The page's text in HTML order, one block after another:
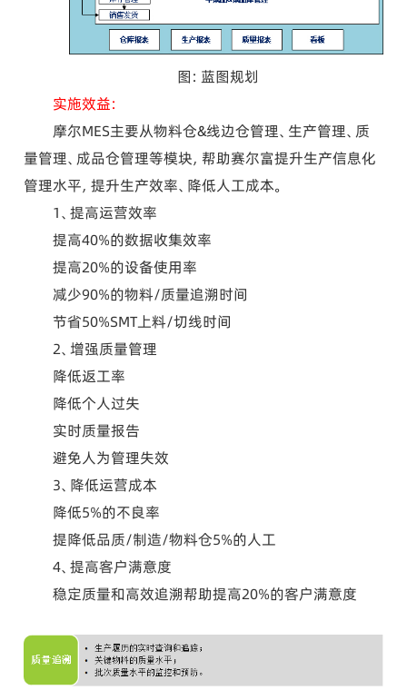
图：蓝图规划
实施效益：
摩尔MES主要从物料仓&线边仓管理、生产管理、质
量管理、成品仓管理等模块，帮助赛尔富提升生产信息化
管理水平，提升生产效率、降低人工成本。
1、提高运营效率
提高40%的数据收集效率
提高20%的设备使用率
减少90%的物料/质量追溯时间
节省50%SMT上料/切线时间
2、增强质量管理
降低返工率
降低个人过失
实时质量报告
避免人为管理失效
3、降低运营成本
降低5%的不良率
提降低品质/制造/物料仓5%的人工
4、提高客户满意度
稳定质量和高效追溯帮助提高20%的客户满意度